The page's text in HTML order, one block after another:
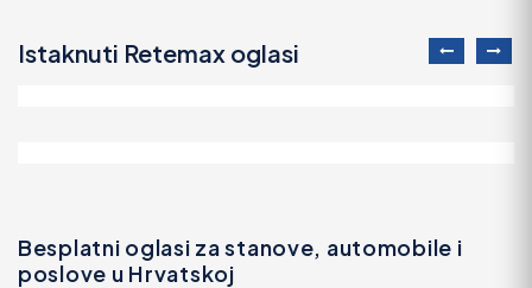
Istaknuti Retemax oglasi
Besplatni oglasi za stanove, automobile i
poslove u Hrvatskoj